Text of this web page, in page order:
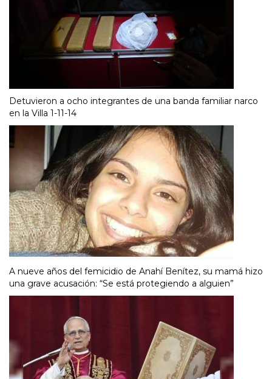
Detuvieron a ocho integrantes de una banda familiar narco
en la Villa 1-11-14
A nueve años del femicidio de Anahí Benítez, su mamá hizo
una grave acusación: “Se está protegiendo a alguien”